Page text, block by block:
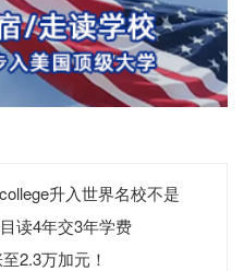
升入世界名校不是
读4年交3年学费
2.3万加元！